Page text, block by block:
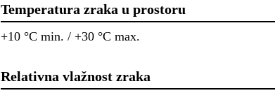
Temperatura zraka u prostoru
+10 °C min. / +30 °C max.
Relativna vlažnost zraka